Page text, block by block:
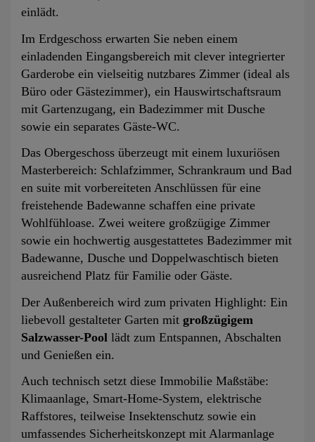
einlädt.
Im Erdgeschoss erwarten Sie neben einem
einladenden Eingangsbereich mit clever integrierter
Garderobe ein vielseitig nutzbares Zimmer (ideal als
Büro oder Gästezimmer), ein Hauswirtschaftsraum
mit Gartenzugang, ein Badezimmer mit Dusche
sowie ein separates Gäste-WC.
Das Obergeschoss überzeugt mit einem luxuriösen
Masterbereich: Schlafzimmer, Schrankraum und Bad
en suite mit vorbereiteten Anschlüssen für eine
freistehende Badewanne schaffen eine private
Wohlfühloase. Zwei weitere großzügige Zimmer
sowie ein hochwertig ausgestattetes Badezimmer mit
Badewanne, Dusche und Doppelwaschtisch bieten
ausreichend Platz für Familie oder Gäste.
Der Außenbereich wird zum privaten Highlight: Ein
liebevoll gestalteter Garten mit großzügigem
Salzwasser-Pool lädt zum Entspannen, Abschalten
und Genießen ein.
Auch technisch setzt diese Immobilie Maßstäbe:
Klimaanlage, Smart-Home-System, elektrische
Raffstores, teilweise Insektenschutz sowie ein
umfassendes Sicherheitskonzept mit Alarmanlage